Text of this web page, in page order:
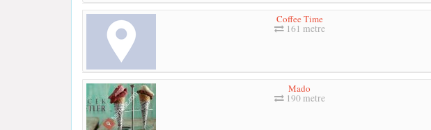
Coffee Time
161 metre
Mado
190 metre